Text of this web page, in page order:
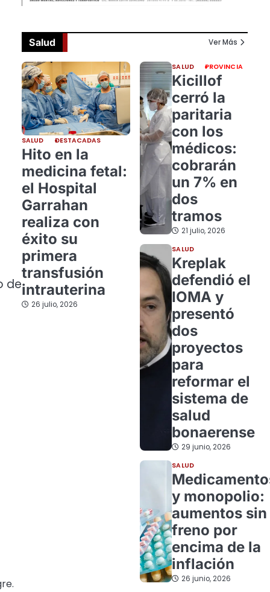
de
Salud Ver Más
SALUD DESTACADAS
Hito en la
medicina fetal:
el Hospital
Garrahan
realiza con
éxito su
primera
transfusión
intrauterina
26 julio, 2026
SALUD PROVINCIA
Kicillof
cerró la
paritaria
con los
médicos:
cobrarán
un 7% en
dos
tramos
21 julio, 2026
SALUD
Kreplak
defendió el
IOMA y
presentó
dos
proyectos
para
reformar el
sistema de
salud
bonaerense
29 junio, 2026
SALUD
y monopolio:
aumentos sin
freno por
encima de la
inflación
26 junio, 2026